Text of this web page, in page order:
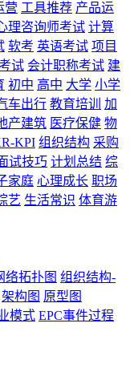
营 工具推荐 产品运
理咨询师考试 计算
软考 英语考试 项目
试 会计职称考试 建
初中 高中 大学 小学
车出行 教育培训
加
产建筑 医疗保健 物
KPI 组织结构 采购
试技巧 计划总结 综
家庭 心理成长 职场
艺 生活常识 体育游
络拓扑图 组织结构-
架构图 原型图
模式 EPC事件过程